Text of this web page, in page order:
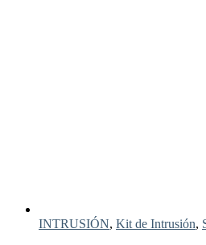
INTRUSIÓN, Kit de Intrusión,